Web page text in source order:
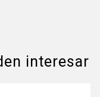
interesar